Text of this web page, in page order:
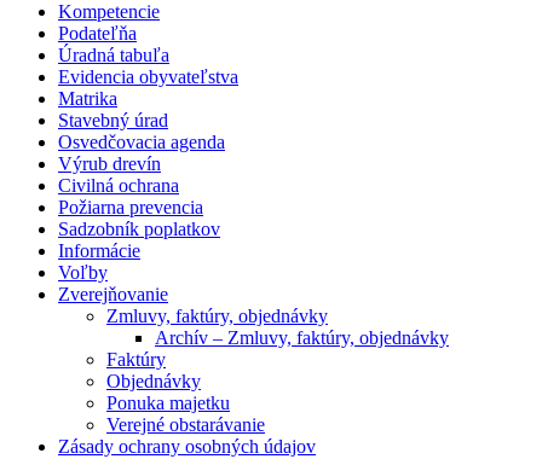
Kompetencie
Podateľňa
Úradná tabuľa
Evidencia obyvateľstva
Matrika
Stavebný úrad
Osvedčovacia agenda
Výrub drevín
Civilná ochrana
Požiarna prevencia
Sadzobník poplatkov
Informácie
Voľby
Zverejňovanie
Zmluvy, faktúry, objednávky
Archív – Zmluvy, faktúry, objednávky
Faktúry
Objednávky
Ponuka majetku
Verejné obstarávanie
Zásady ochrany osobných údajov